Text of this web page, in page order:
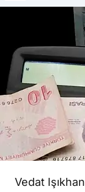
Vedat Işıkhan